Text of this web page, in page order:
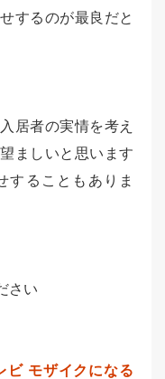
するのが最良だと
居者の実情を考え
ましいと思います
することもありま
さい
ビ モザイクになる